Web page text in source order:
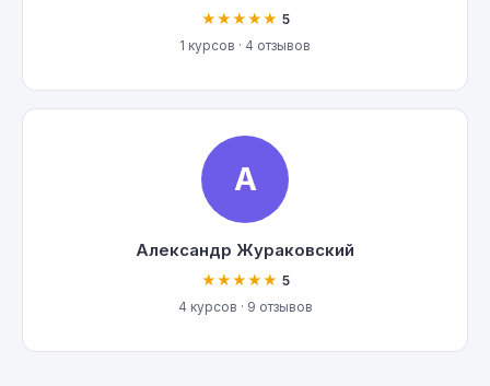
★★★★★ 5
1 курсов · 4 отзывов
А
Александр Жураковский
★★★★★ 5
4 курсов · 9 отзывов